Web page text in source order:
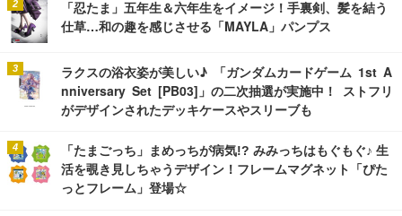
「忍たま」五年生＆六年生をイメージ！手裏剣、髪を結う
仕草…和の趣を感じさせる「MAYLA」パンプス
ラクスの浴衣姿が美しい♪ 「ガンダムカードゲーム 1st A
nniversary Set [PB03]」の二次抽選が実施中！ ストフリ
がデザインされたデッキケースやスリーブも
「たまごっち」まめっちが病気!? みみっちはもぐもぐ♪ 生
活を覗き見しちゃうデザイン！フレームマグネット「ぴた
っとフレーム」登場☆